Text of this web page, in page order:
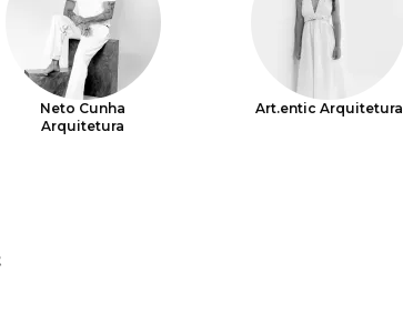
Neto Cunha
Arquitetura
Art.entic Arquitetura